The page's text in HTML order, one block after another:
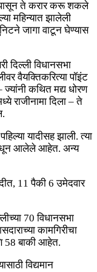
ते करार करू शकले
महिन्यात झालेली
जागा वाटून घेण्यास
दिल्ली विधानसभा
वैयक्तिकरित्या पॉइंट
कथित मद्य धोरण
राजीनामा दिला – ते
यादीसह झाली. त्या
आलेले आहेत. अन्य
11 पैकी 6 उमेदवार
70 विधानसभा
कामगिरीचा
58 बाकी आहेत.
विद्यमान